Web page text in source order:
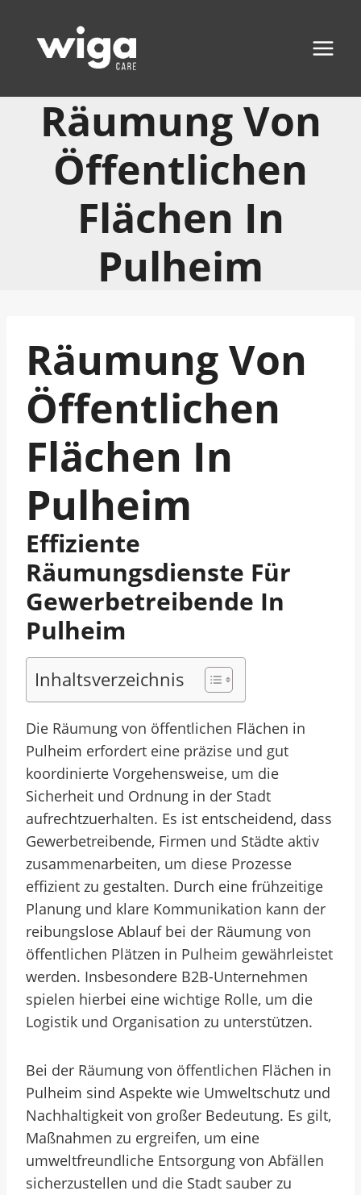
Inhalt
springen
Räumung Von
Öffentlichen
Flächen In
Pulheim
Räumung Von
Öffentlichen
Flächen In
Pulheim
Effiziente
Räumungsdienste Für
Gewerbetreibende In
Pulheim
Inhaltsverzeichnis
Die Räumung von öffentlichen Flächen in
Pulheim erfordert eine präzise und gut
koordinierte Vorgehensweise, um die
Sicherheit und Ordnung in der Stadt
aufrechtzuerhalten. Es ist entscheidend, dass
Gewerbetreibende, Firmen und Städte aktiv
zusammenarbeiten, um diese Prozesse
effizient zu gestalten. Durch eine frühzeitige
Planung und klare Kommunikation kann der
reibungslose Ablauf bei der Räumung von
öffentlichen Plätzen in Pulheim gewährleistet
werden. Insbesondere B2B-Unternehmen
spielen hierbei eine wichtige Rolle, um die
Logistik und Organisation zu unterstützen.
Bei der Räumung von öffentlichen Flächen in
Pulheim sind Aspekte wie Umweltschutz und
Nachhaltigkeit von großer Bedeutung. Es gilt,
Maßnahmen zu ergreifen, um eine
umweltfreundliche Entsorgung von Abfällen
sicherzustellen und die Stadt sauber zu